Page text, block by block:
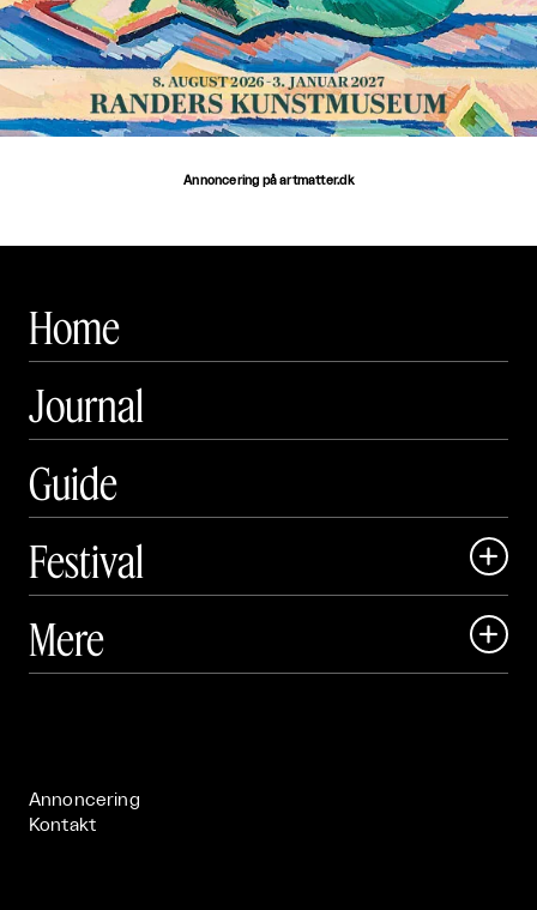
Annoncering på artmatter.dk
Home
Journal
Guide
Festival

 Art Matter Festival
Mere 
Annoncering
Kontakt